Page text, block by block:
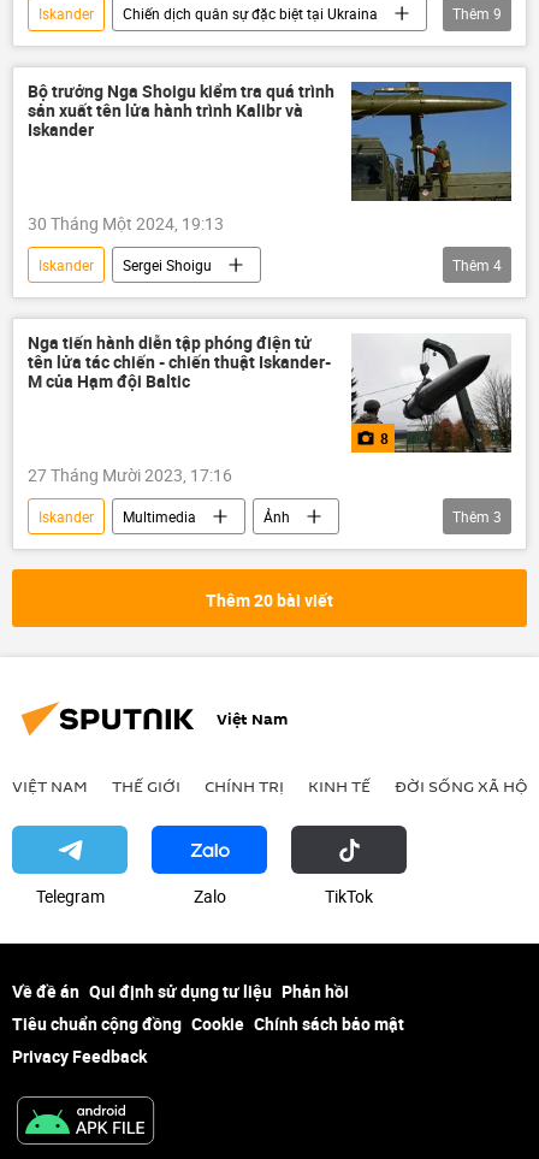
Iskander
Chiến dịch quân sự đặc biệt tại Ukraina
Ukraina
Nga
Quân sự
Thế giới
Hoa Kỳ
quân đội
viện trợ quân sự
Quân đội Nga
Thêm 9
Bộ trưởng Nga Shoigu kiểm tra quá trình
sản xuất tên lửa hành trình Kalibr và
Iskander
30 Tháng Một 2024, 19:13
Iskander
Sergei Shoigu
Bộ Quốc phòng Nga
Thế giới
Kalibr
Quân sự
Thêm 4
Nga tiến hành diễn tập phóng điện tử
tên lửa tác chiến - chiến thuật Iskander-
M của Hạm đội Baltic
8
27 Tháng Mười 2023, 17:16
Iskander Multimedia
Ảnh
Quân sự
Nga Hạm đội Baltic
Thêm 3
Thêm 20 bài viết
Việt Nam
VIỆT NAM THẾ GIỚI CHÍNH TRỊ KINH TẾ ĐỜI SỐNG XÃ HỘI
Telegram Zalo ТikТоk
Về đề án Qui định sử dụng tư liệu Phản hồi
Tiêu chuẩn cộng đồng Cookie Chính sách bảo mật
Privacy Feedback